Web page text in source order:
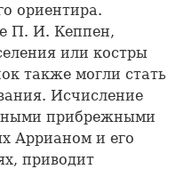
ориентира.
П. И. Кеппен,
или костры
также могли стать
Исчисление
прибрежными
Аррианом и его
приводит